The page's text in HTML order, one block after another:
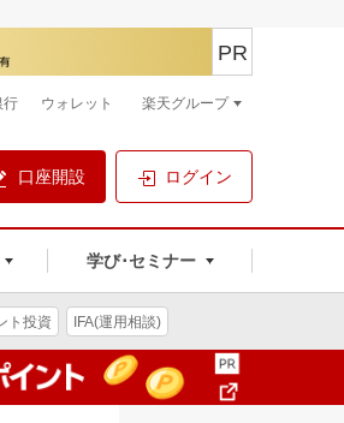
口座開設 ログイン
学び･セミナー
PR
行 ウォレット 楽天グループ
ト投資 IFA(運用相談)